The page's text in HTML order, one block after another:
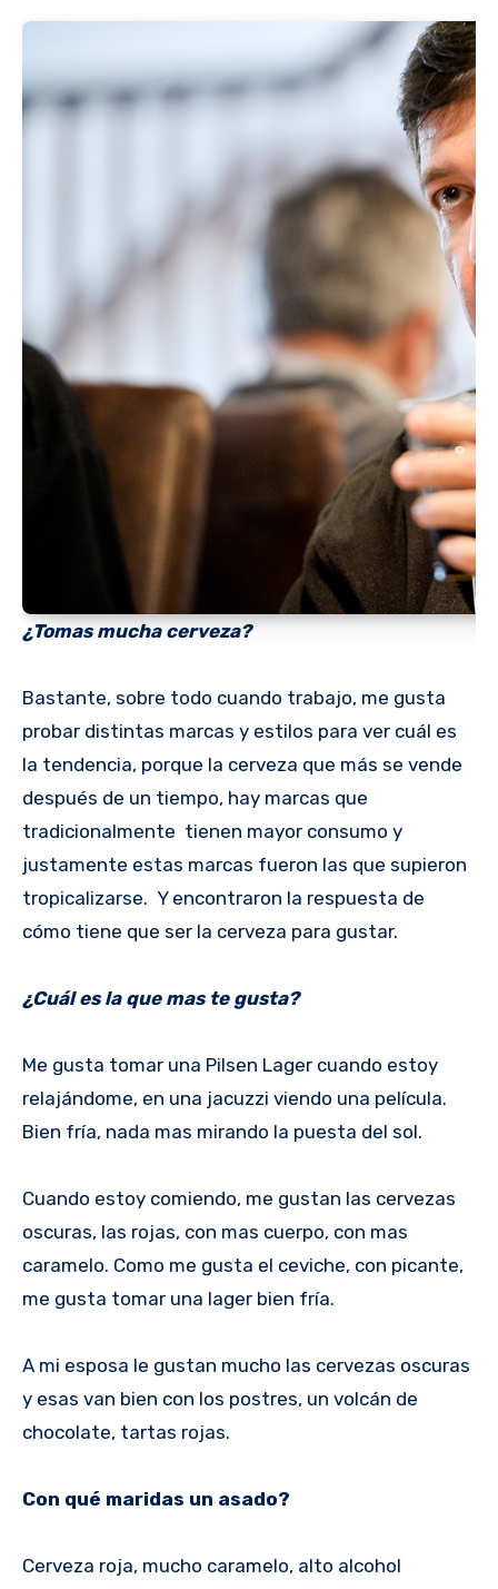
¿Tomas mucha cerveza?
Bastante, sobre todo cuando trabajo, me gusta
probar distintas marcas y estilos para ver cuál es
la tendencia, porque la cerveza que más se vende
después de un tiempo, hay marcas que
tradicionalmente tienen mayor consumo y
justamente estas marcas fueron las que supieron
tropicalizarse. Y encontraron la respuesta de
cómo tiene que ser la cerveza para gustar.
¿Cuál es la que mas te gusta?
Me gusta tomar una Pilsen Lager cuando estoy
relajándome, en una jacuzzi viendo una película.
Bien fría, nada mas mirando la puesta del sol.
Cuando estoy comiendo, me gustan las cervezas
oscuras, las rojas, con mas cuerpo, con mas
caramelo. Como me gusta el ceviche, con picante,
me gusta tomar una lager bien fría.
A mi esposa le gustan mucho las cervezas oscuras
y esas van bien con los postres, un volcán de
chocolate, tartas rojas.
Con qué maridas un asado?
Cerveza roja, mucho caramelo, alto alcohol